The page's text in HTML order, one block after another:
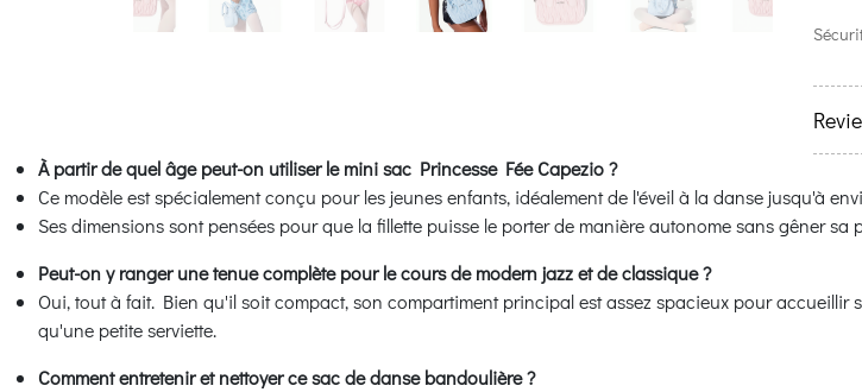
À partir de quel âge peut-on utiliser le mini sac Princesse Fée Capezio ?
Ce modèle est spécialement conçu pour les jeunes enfants, idéalement de l'éveil à la danse jusqu'à
Ses dimensions sont pensées pour que la fillette puisse le porter de manière autonome sans gêner sa
Peut-on y ranger une tenue complète pour le cours de modern jazz et de classique ?
Oui, tout à fait. Bien qu'il soit compact, son compartiment principal est assez spacieux pour
qu'une petite serviette.
Comment entretenir et nettoyer ce sac de danse bandoulière ?